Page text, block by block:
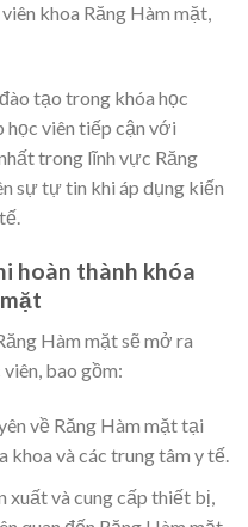
khoa Răng Hàm mặt,
tạo trong khóa học
học viên tiếp cận với
trong lĩnh vực Răng
sự tự tin khi áp dụng kiến
hoàn thành khóa
Hàm mặt sẽ mở ra
bao gồm:
về Răng Hàm mặt tại
khoa và các trung tâm y tế.
xuất và cung cấp thiết bị,